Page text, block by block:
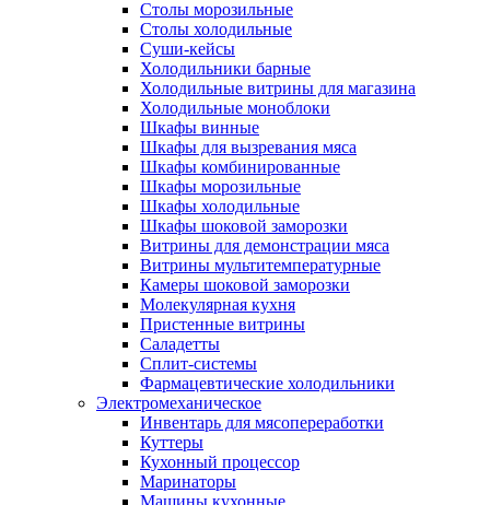
Столы морозильные
Столы холодильные
Суши-кейсы
Холодильники барные
Холодильные витрины для магазина
Холодильные моноблоки
Шкафы винные
Шкафы для вызревания мяса
Шкафы комбинированные
Шкафы морозильные
Шкафы холодильные
Шкафы шоковой заморозки
Витрины для демонстрации мяса
Витрины мультитемпературные
Камеры шоковой заморозки
Молекулярная кухня
Пристенные витрины
Саладетты
Сплит-системы
Фармацевтические холодильники
Электромеханическое
Инвентарь для мясопереработки
Куттеры
Кухонный процессор
Маринаторы
Машины кухонные